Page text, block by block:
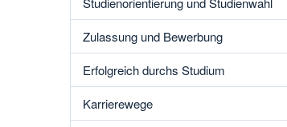
Zulassung und Bewerbung
Erfolgreich durchs Studium
Karrierewege